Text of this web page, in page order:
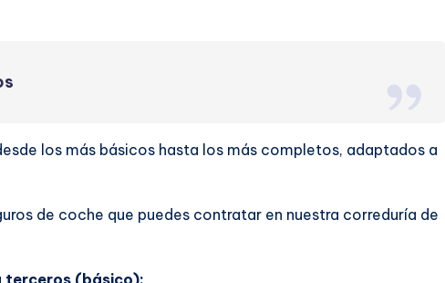
los más básicos hasta los más completos, adaptados a
de coche que puedes contratar en nuestra correduría de